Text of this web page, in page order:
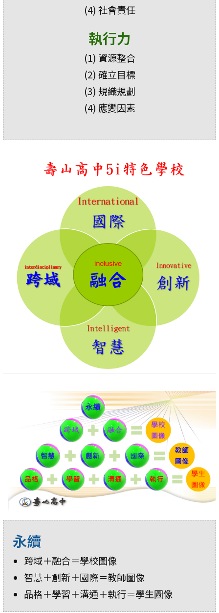
(4) 社會責任
執行力
(1) 資源整合
(2) 確立目標
(3) 規織規劃
(4) 應變因素
永續
跨域＋融合＝學校圖像
智慧＋創新＋國際＝教師圖像
品格＋學習＋溝通＋執行＝學生圖像